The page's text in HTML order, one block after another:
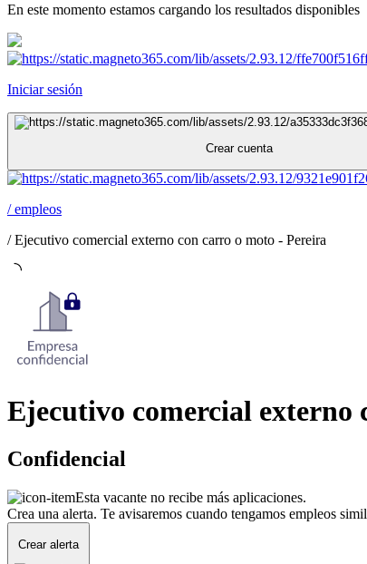
En este momento estamos cargando los resultados disponibles
Iniciar sesión
Crear cuenta
/empleos
/Ejecutivo comercial externo con carro o moto - Pereira
Ejecutivo comercial externo
Confidencial
Esta vacante no recibe más aplicaciones.
Crea una alerta. Te avisaremos cuando tengamos empleos
Crear alerta